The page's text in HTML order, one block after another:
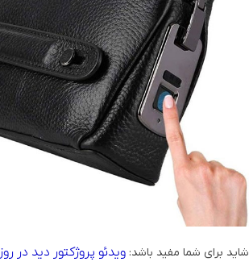
شاید برای شما مفید باشد: ویدئو پروژکتور دید در روز